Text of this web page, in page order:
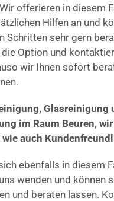
offerieren in diesem
Hilfen an und
Schritten sehr gern
Option und
wir Ihnen sofort
Glasreinigung
im Raum Beuren,
auch
ebenfalls in diesem
wenden und können
und beraten lassen.